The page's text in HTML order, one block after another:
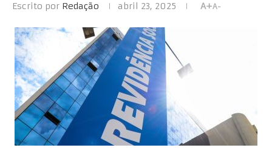
Escrito por Redação abril 23, 2025 A+A-